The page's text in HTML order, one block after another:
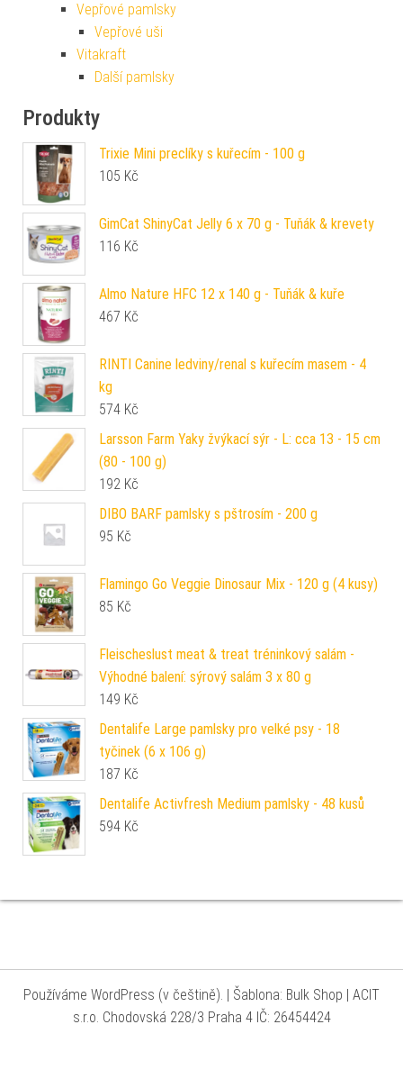
Vepřové pamlsky
Vepřové uši
Vitakraft
Další pamlsky
Produkty
Trixie Mini preclíky s kuřecím - 100 g
105 Kč
GimCat ShinyCat Jelly 6 x 70 g - Tuňák & krevety
116 Kč
Almo Nature HFC 12 x 140 g - Tuňák & kuře
467 Kč
RINTI Canine ledviny/renal s kuřecím masem - 4
kg
574 Kč
Larsson Farm Yaky žvýkací sýr - L: cca 13 - 15 cm
(80 - 100 g)
192 Kč
DIBO BARF pamlsky s pštrosím - 200 g
95 Kč
Flamingo Go Veggie Dinosaur Mix - 120 g (4 kusy)
85 Kč
Fleischeslust meat & treat tréninkový salám -
Výhodné balení: sýrový salám 3 x 80 g
149 Kč
Dentalife Large pamlsky pro velké psy - 18
tyčinek (6 x 106 g)
187 Kč
Dentalife Activfresh Medium pamlsky - 48 kusů
594 Kč
Používáme WordPress (v češtině). | Šablona: Bulk Shop | ACIT
s.r.o. Chodovská 228/3 Praha 4 IČ: 26454424